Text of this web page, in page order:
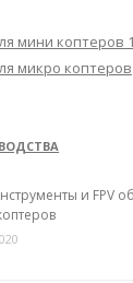
мини коптеров
микро коптеров
и FPV